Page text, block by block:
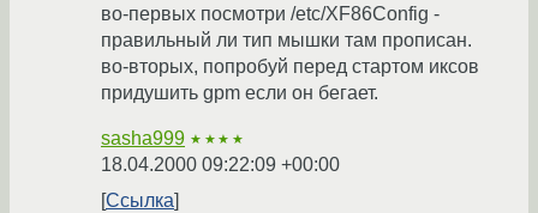
во-первых посмотри /etc/XF86Config -
правильный ли тип мышки там прописан.
во-вторых, попробуй перед стартом иксов
придушить gpm если он бегает.
sasha999 ★★★★
18.04.2000 09:22:09 +00:00
Ссылка